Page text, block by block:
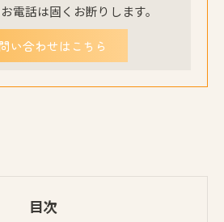
電話は固くお断りします。
い合わせはこちら
目次